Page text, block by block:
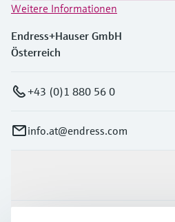
Weitere Informationen
Endress+Hauser GmbH
Österreich
+43 (0)1 880 56 0
info.at@endress.com